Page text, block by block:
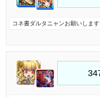
コネ書ダルタニャンお願いします